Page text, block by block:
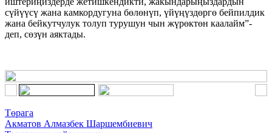
сүйүүсү жана камкордугуна бөлөнүп, үйүңүздөргө бейпилдик
жана бейкутчулук толуп турушун чын жүрөктөн каалайм”-
деп, сөзүн аяктады.
Төрага
Акматов Алмазбек Шаршембиевич